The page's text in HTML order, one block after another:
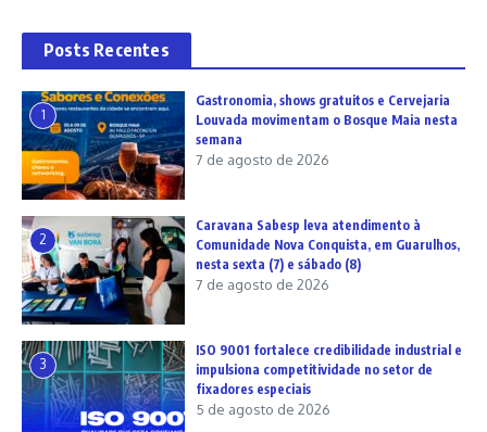
Posts Recentes
1
Gastronomia, shows gratuitos e Cervejaria
Louvada movimentam o Bosque Maia nesta
semana
7 de agosto de 2026
2
Caravana Sabesp leva atendimento à
Comunidade Nova Conquista, em Guarulhos,
nesta sexta (7) e sábado (8)
7 de agosto de 2026
3
ISO 9001 fortalece credibilidade industrial e
impulsiona competitividade no setor de
fixadores especiais
5 de agosto de 2026